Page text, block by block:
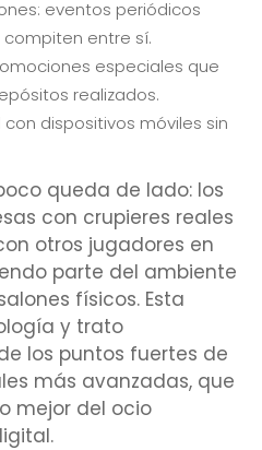
eventos periódicos
entre sí.
especiales que
realizados.
dispositivos móviles sin
queda de lado: los
con crupieres reales
otros jugadores en
parte del ambiente
físicos. Esta
y trato
los puntos fuertes de
más avanzadas, que
mejor del ocio